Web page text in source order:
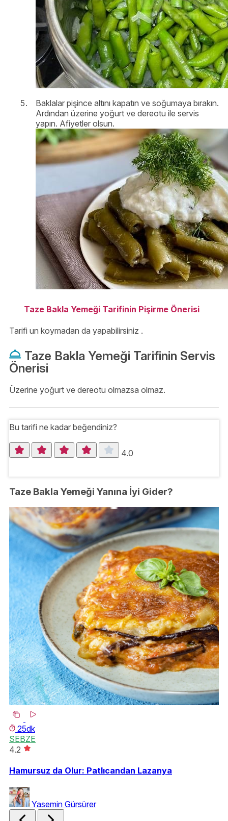
Baklalar pişince altını kapatın ve soğumaya bırakın.
Ardından üzerine yoğurt ve dereotu ile servis
yapın. Afiyetler olsun.
Taze Bakla Yemeği Tarifinin Pişirme Önerisi
Tarifi un koymadan da yapabilirsiniz .
Taze Bakla Yemeği Tarifinin Servis
Önerisi
Üzerine yoğurt ve dereotu olmazsa olmaz.
Bu tarifi ne kadar beğendiniz?
4.0
Taze Bakla Yemeği Yanına İyi Gider?
25dk
SEBZE
4.2
Hamursuz da Olur: Patlıcandan Lazanya
Yasemin Gürsürer